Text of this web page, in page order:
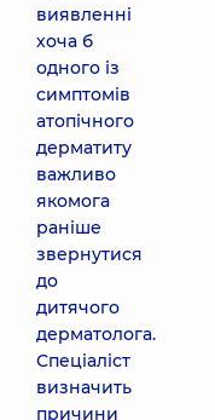
виявленні
хоча б
одного із
симптомів
атопічного
дерматиту
важливо
якомога
раніше
звернутися
до
дитячого
дерматолога.
Спеціаліст
визначить
причини